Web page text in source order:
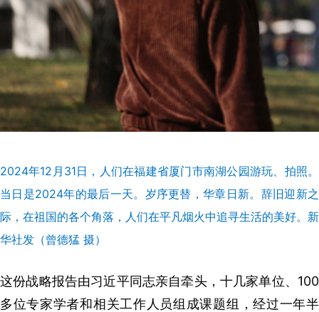
2024年12月31日，人们在福建省厦门市南湖公园游玩、拍照。
当日是2024年的最后一天。岁序更替，华章日新。辞旧迎新之
际，在祖国的各个角落，人们在平凡烟火中追寻生活的美好。新
华社发（曾德猛 摄）
这份战略报告由习近平同志亲自牵头，十几家单位、100
多位专家学者和相关工作人员组成课题组，经过一年半